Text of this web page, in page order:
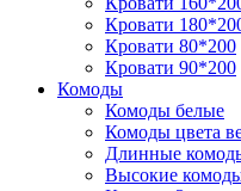
Кровати
Кровати 80*200
Кровати 90*200
Комоды
Комоды белые
Комоды цвета
Длинные
Высокие